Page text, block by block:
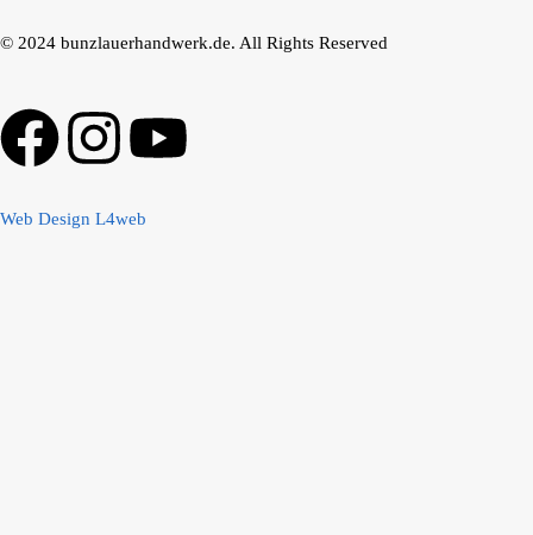
© 2024 bunzlauerhandwerk.de. All Rights Reserved
Web Design L4web